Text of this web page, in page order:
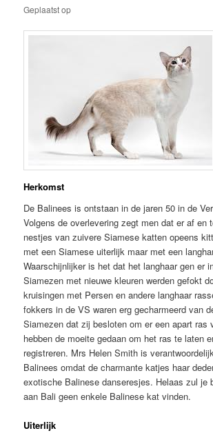
Geplaatst op
Herkomst
De Balinees is ontstaan in de jaren 50 in de
Volgens de overlevering zegt men dat er af en
nestjes van zuivere Siamese katten opeens
met een Siamese uiterlijk maar met een
Waarschijnlijker is het dat het langhaar gen er
Siamezen met nieuwe kleuren werden gefokt
kruisingen met Persen en andere langhaar
fokkers in de VS waren erg gecharmeerd van
Siamezen dat zij besloten om er een apart ras
hebben de moeite gedaan om het ras te laten
registreren. Mrs Helen Smith is
Balinees omdat de charmante katjes haar
exotische Balinese danseresjes. Helaas zul je
aan Bali geen enkele Balinese kat vinden.
Uiterlijk